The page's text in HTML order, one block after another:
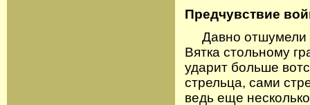
Предчувствие
Давно отшумели
Вятка стольному
ударит больше
стрельца, сами
ведь еще